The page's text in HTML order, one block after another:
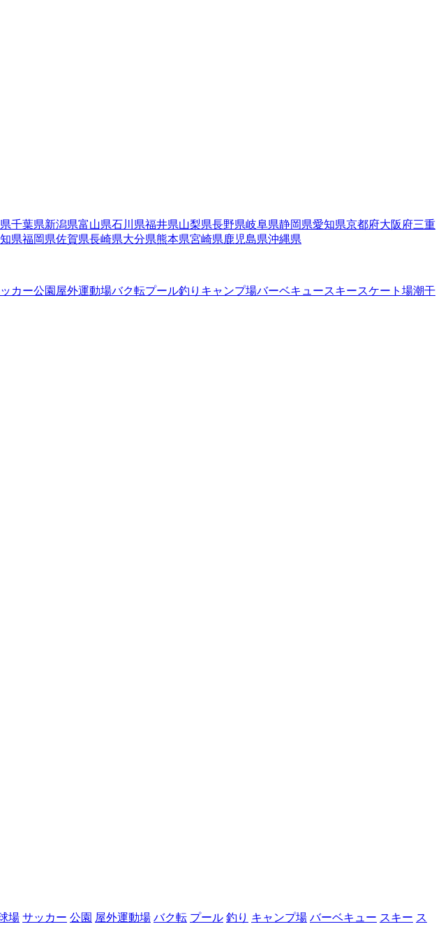
千葉県新潟県富山県石川県福井県山梨県長野県岐阜県静岡県愛知県京都府大阪府三重
県福岡県佐賀県長崎県大分県熊本県宮崎県鹿児島県沖縄県
カー公園 屋外運動場バク転プール釣り キャンプ場バーベキュースキースケート場潮干
場 サッカー 公園 屋外運動場 バク転 プール 釣り キャンプ場 バーベキュー スキー ス